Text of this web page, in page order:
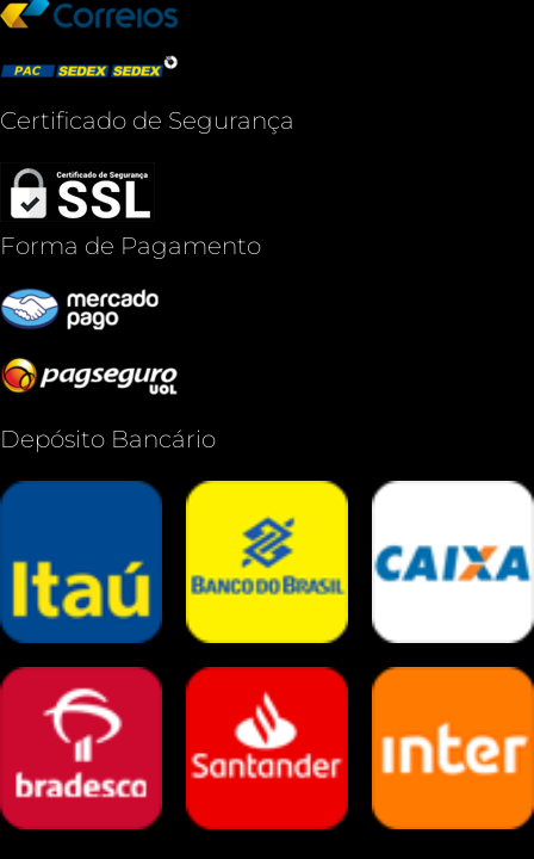
Certificado de Segurança
Forma de Pagamento
Depósito Bancário